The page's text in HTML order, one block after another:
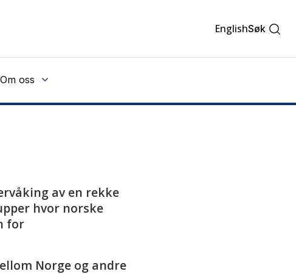
EnglishSøk
Om oss
av en rekke
hvor norske
for
Norge og andre